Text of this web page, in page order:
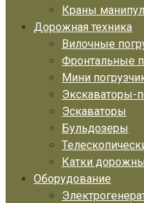
Краны
Дорожная техника
Вилочные
Фронтальные
Мини
Экскаваторы-
Эскаваторы
Бульдозеры
Катки
Оборудование